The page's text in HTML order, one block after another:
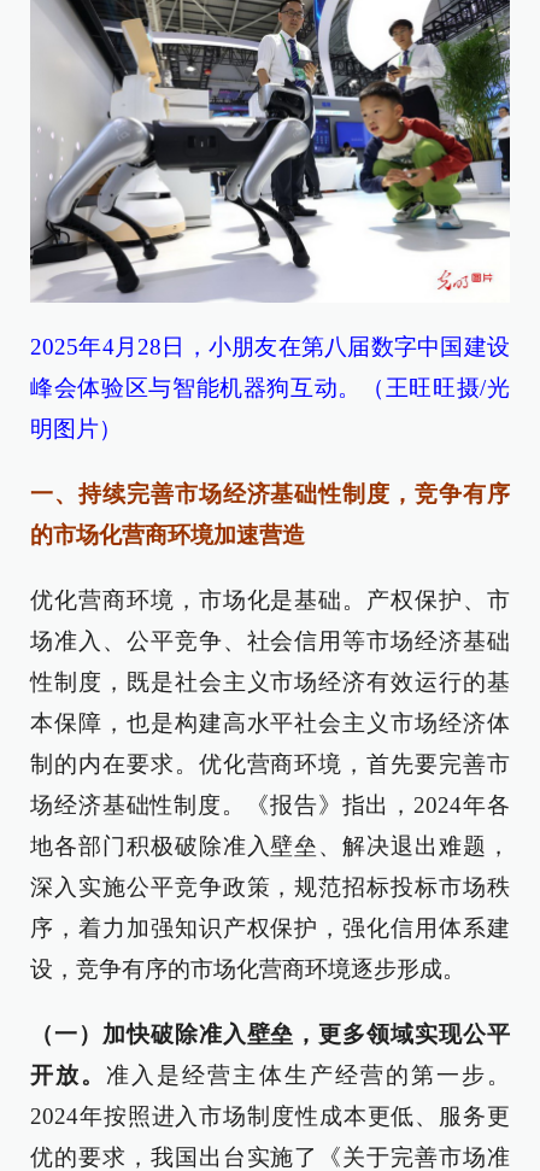
2025年4月28日，小朋友在第八届数字中国建设
峰会体验区与智能机器狗互动。（王旺旺摄/光
明图片）
一、持续完善市场经济基础性制度，竞争有序
的市场化营商环境加速营造
优化营商环境，市场化是基础。产权保护、市
场准入、公平竞争、社会信用等市场经济基础
性制度，既是社会主义市场经济有效运行的基
本保障，也是构建高水平社会主义市场经济体
制的内在要求。优化营商环境，首先要完善市
场经济基础性制度。《报告》指出，2024年各
地各部门积极破除准入壁垒、解决退出难题，
深入实施公平竞争政策，规范招标投标市场秩
序，着力加强知识产权保护，强化信用体系建
设，竞争有序的市场化营商环境逐步形成。
（一）加快破除准入壁垒，更多领域实现公平
开放。 准入是经营主体生产经营的第一步。
2024年按照进入市场制度性成本更低、服务更
优的要求，我国出台实施了《关于完善市场准